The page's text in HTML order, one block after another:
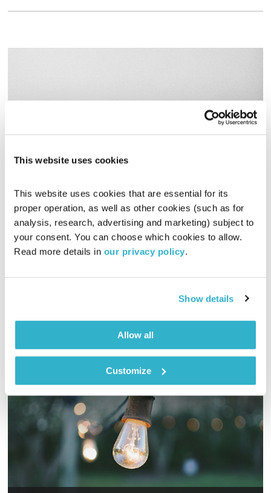
This website uses cookies
This website uses cookies that are essential for its
proper operation, as well as other cookies (such as for
analysis, research, advertising and marketing) subject to
your consent. You can choose which cookies to allow.
Read more details in our privacy policy.
Show details
Allow all
Customize
מרחב ריפוי
אורי בנקהלטר
20.03.26
01:58:23
אורי בנקהלטר בונה עולם מופלא של קולות, צלילים ותדרים